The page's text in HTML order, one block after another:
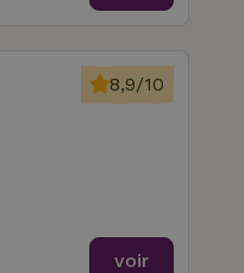
8,9/10
voir